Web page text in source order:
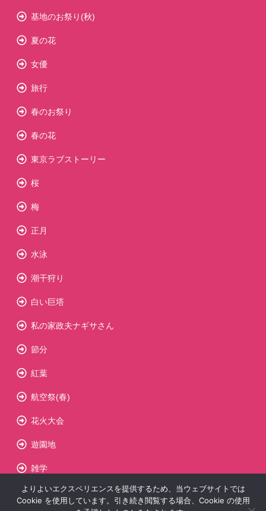
基地のお祭り(秋)
夏の花
女優
旅行
春のお祭り
春の花
東京ラブストーリー
桜
梅
正月
水泳
潮干狩り
白い巨塔
私の家政夫ナギサさん
節分
紅葉
航空祭(春)
花火大会
遊園地
雑学
よりよいエクスペリエンスを提供するため、当ウェブサイトでは
Cookie を使用しています。引き続き閲覧する場合、Cookie の使用